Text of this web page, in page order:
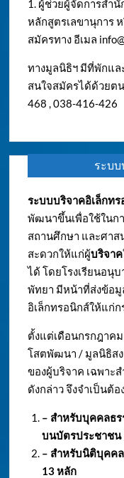
1. ผู้ช่วยผู้จัดการสำ
หลักสูตรเลขานุการ
สมัครทาง อีเมล
ทางมูลนิธิฯ มีที่พักแล
สนใจสมัครได้ด้วยต
468 , 038-416-426
ระบ
ระบบบริจาคอิเล็กท
พัฒนาขึ้นเพื่อใช้ในก
สถานศึกษา และศาส
สะดวกให้แก่ผู้บริจาค
ได้ โดยโรงเรียนอนุ
พัทยา มีหน้าที่ส่งข้อ
อิเล็กทรอนิกส์ให้แก่
ตั้งแต่เดือนกรกฎาค
โสตพัฒนา / มูลนิธิสง
ของผู้บริจาค เฉพาะ
ดังกล่าว จึงจำเป็นต้
– สำหรับบุคคลธร
บนบัตรประชาชน
– สำหรับนิติบุคคล
13 หลัก